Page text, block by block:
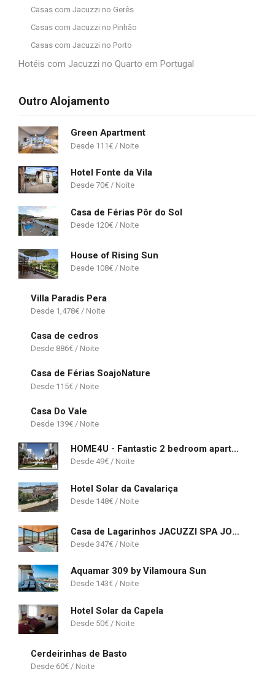
Casas com Jacuzzi no Gerês
Casas com Jacuzzi no Pinhão
Casas com Jacuzzi no Porto
Hotéis com Jacuzzi no Quarto em Portugal
Outro Alojamento
Green Apartment
111€
Hotel Fonte da Vila
70€
Casa de Férias Pôr do Sol
120€
House of Rising Sun
108€
Villa Paradis Pera
1,478€
Casa de cedros
886€
Casa de Férias SoajoNature
115€
Casa Do Vale
139€
HOME4U - Fantastic 2 bedroom apartment, with pool
49€
Hotel Solar da Cavalariça
148€
Casa de Lagarinhos JACUZZI SPA JOGOS GYM - SERRA DA ESTRELA - SEIA - GOUVEIA
347€
Aquamar 309 by Vilamoura Sun
143€
Hotel Solar da Capela
50€
Cerdeirinhas de Basto
60€